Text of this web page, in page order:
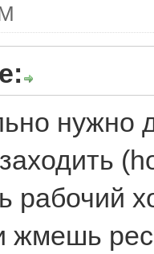
нужно
рабочий
жмешь